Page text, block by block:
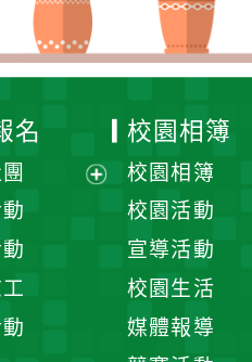
名 校園相簿
校園相簿
校園活動
宣導活動
校園生活
媒體報導